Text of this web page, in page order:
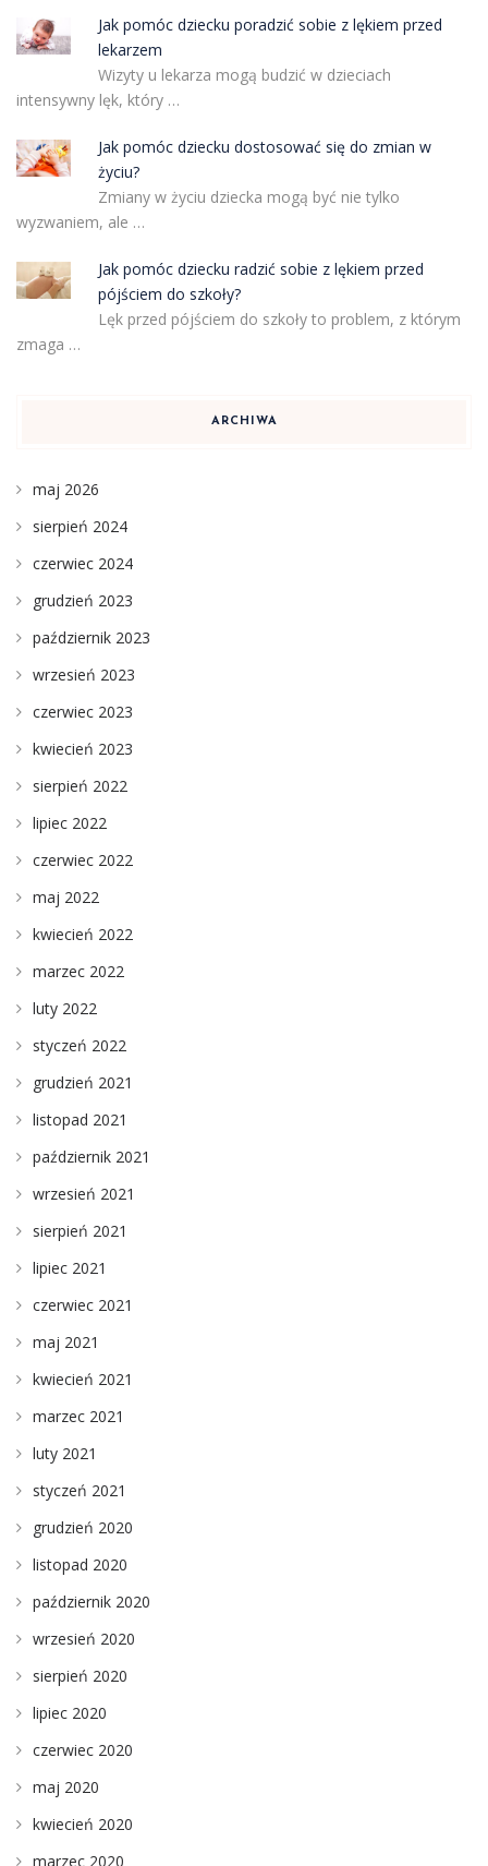
Jak pomóc dziecku poradzić sobie z lękiem przed
lekarzem
Wizyty u lekarza mogą budzić w dzieciach
intensywny lęk, który …
Jak pomóc dziecku dostosować się do zmian w
życiu?
Zmiany w życiu dziecka mogą być nie tylko
wyzwaniem, ale …
Jak pomóc dziecku radzić sobie z lękiem przed
pójściem do szkoły?
Lęk przed pójściem do szkoły to problem, z którym
zmaga …
ARCHIWA
maj 2026
sierpień 2024
czerwiec 2024
grudzień 2023
październik 2023
wrzesień 2023
czerwiec 2023
kwiecień 2023
sierpień 2022
lipiec 2022
czerwiec 2022
maj 2022
kwiecień 2022
marzec 2022
luty 2022
styczeń 2022
grudzień 2021
listopad 2021
październik 2021
wrzesień 2021
sierpień 2021
lipiec 2021
czerwiec 2021
maj 2021
kwiecień 2021
marzec 2021
luty 2021
styczeń 2021
grudzień 2020
listopad 2020
październik 2020
wrzesień 2020
sierpień 2020
lipiec 2020
czerwiec 2020
maj 2020
kwiecień 2020
marzec 2020